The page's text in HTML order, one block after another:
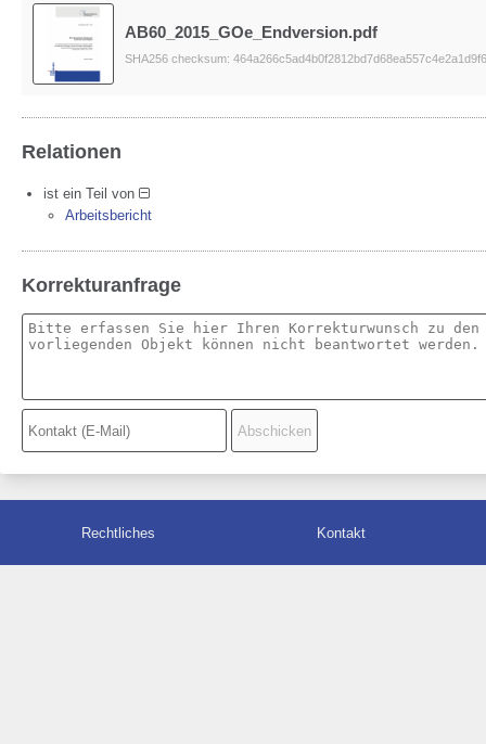
AB60_2015_GOe_Endversion.pdf
SHA256 checksum:
Relationen
ist ein Teil von
Arbeitsbericht
Korrekturanfrage
Rechtliches Kontakt